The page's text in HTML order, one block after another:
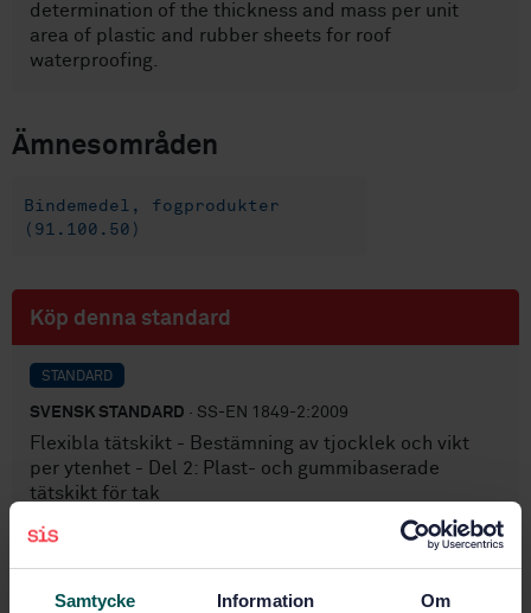
Samtycke Information Om
determination of the thickness and mass per unit
area of plastic and rubber sheets for roof
waterproofing.
Ämnesområden
Bindemedel, fogprodukter
(91.100.50)
Köp denna standard
STANDARD
SVENSK STANDARD · SS-EN 1849-2:2009
Flexibla tätskikt - Bestämning av tjocklek och vikt
per ytenhet - Del 2: Plast- och gummibaserade
tätskikt för tak
Prenumerera på standarden - Läs mer
Pris:789 SEK